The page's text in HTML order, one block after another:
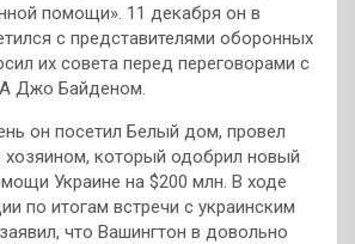
помощи». 11 декабря он в
с представителями оборонных
их совета перед переговорами с
Джо Байденом.
он посетил Белый дом, провел
хозяином, который одобрил новый
Украине на $200 млн. В ходе
по итогам встречи с украинским
что Вашингтон в довольно